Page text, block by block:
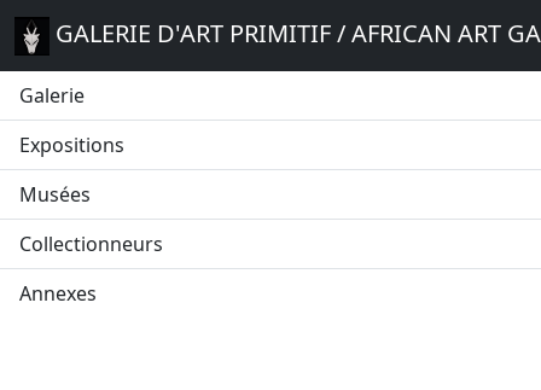
GALERIE D'ART PRIMITIF / AFRICAN ART
Galerie
Expositions
Musées
Collectionneurs
Annexes